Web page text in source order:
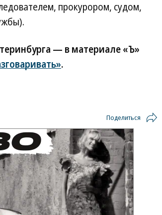
прокурором, судом,
— в материале «Ъ»
.
Поделиться